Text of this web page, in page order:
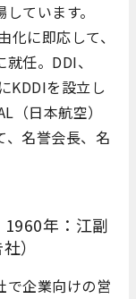
ています。
に即応して、
任。DDI、
KDDIを設立し
（日本航空）
、名誉会長、名
年：江副
）
で企業向けの営